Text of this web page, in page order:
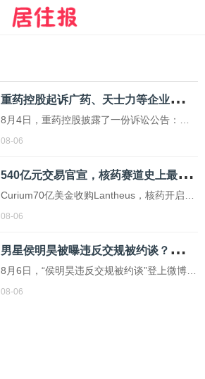
重
药控股起诉广药、天士力等企业，追讨12亿账款
8月4日，重药控股披露了一份诉讼公告：过
去12个月，公司及控股子公司新增诉讼、仲
08-06
5
40亿元交易官宣，核药赛道史上最大并购诞生
Curium70亿美金收购Lantheus，核药开启全
链条竞争。
08-06
男
星侯明昊被曝违反交规被约谈？乘车期间将身体探出车辆与粉丝打招呼，当地交警回应
8月6日，“侯明昊违反交规被约谈”登上微博热
搜。有网友反映，艺人侯明昊在浙江永康拍
08-06